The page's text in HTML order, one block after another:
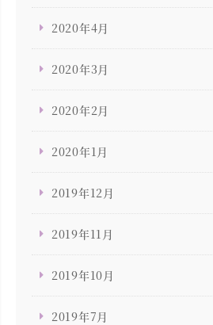
2020年4月
2020年3月
2020年2月
2020年1月
2019年12月
2019年11月
2019年10月
2019年7月